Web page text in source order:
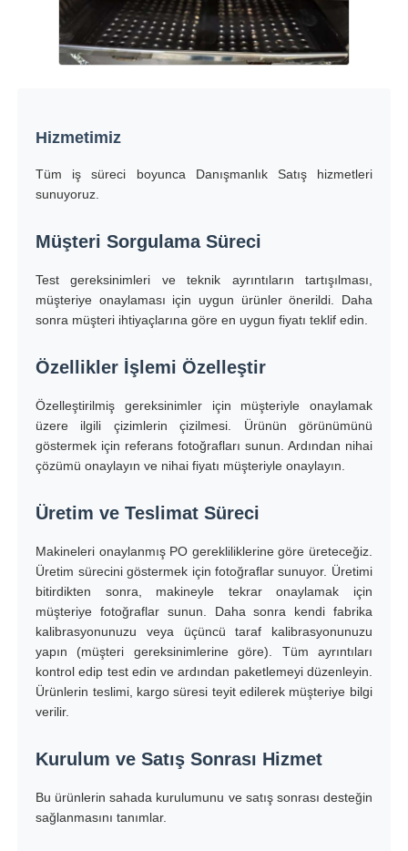
Hizmetimiz
Tüm iş süreci boyunca Danışmanlık Satış hizmetleri
sunuyoruz.
Müşteri Sorgulama Süreci
Test gereksinimleri ve teknik ayrıntıların tartışılması,
müşteriye onaylaması için uygun ürünler önerildi. Daha
sonra müşteri ihtiyaçlarına göre en uygun fiyatı teklif edin.
Özellikler İşlemi Özelleştir
Özelleştirilmiş gereksinimler için müşteriyle onaylamak
üzere ilgili çizimlerin çizilmesi. Ürünün görünümünü
göstermek için referans fotoğrafları sunun. Ardından nihai
çözümü onaylayın ve nihai fiyatı müşteriyle onaylayın.
Üretim ve Teslimat Süreci
Makineleri onaylanmış PO gerekliliklerine göre üreteceğiz.
Üretim sürecini göstermek için fotoğraflar sunuyor. Üretimi
bitirdikten sonra, makineyle tekrar onaylamak için
müşteriye fotoğraflar sunun. Daha sonra kendi fabrika
kalibrasyonunuzu veya üçüncü taraf kalibrasyonunuzu
yapın (müşteri gereksinimlerine göre). Tüm ayrıntıları
kontrol edip test edin ve ardından paketlemeyi düzenleyin.
Ürünlerin teslimi, kargo süresi teyit edilerek müşteriye bilgi
verilir.
Kurulum ve Satış Sonrası Hizmet
Bu ürünlerin sahada kurulumunu ve satış sonrası desteğin
sağlanmasını tanımlar.